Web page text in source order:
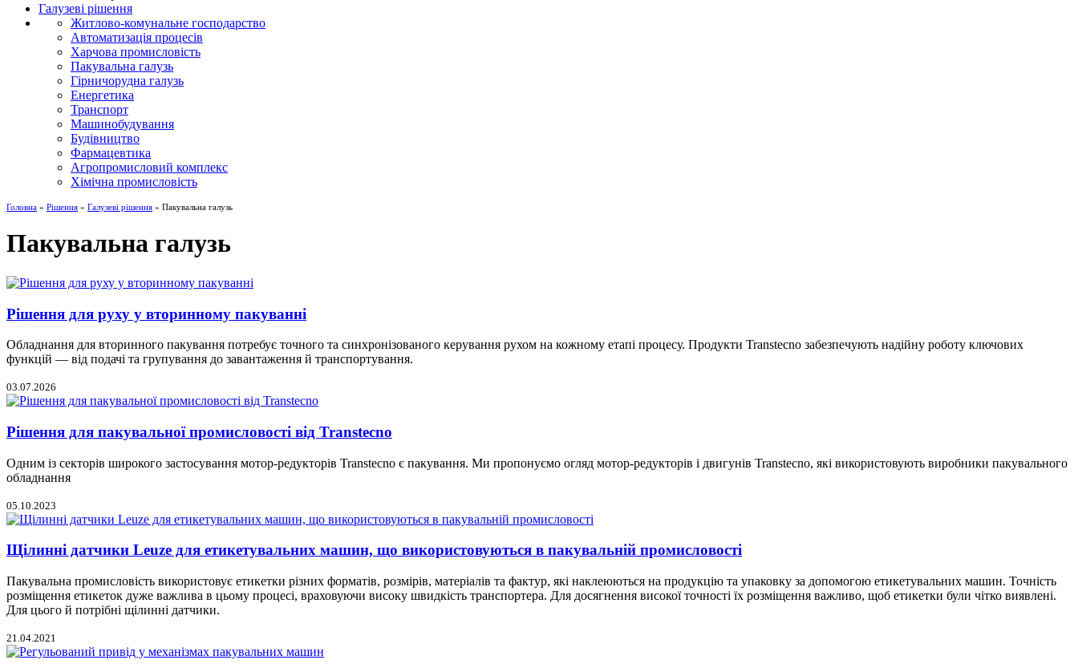
Галузеві рішення
Житлово-комунальне господарство
Автоматизація процесів
Харчова промисловість
Пакувальна галузь
Гірничорудна галузь
Енергетика
Транспорт
Машинобудування
Будівництво
Фармацевтика
Агропромисловий комплекс
Хімічна промисловість
Головна » Рішення » Галузеві рішення » Пакувальна галузь
Пакувальна галузь
Рішення для руху у вторинному пакуванні
Обладнання для вторинного пакування потребує точного та синхронізованого керування рухом на кожному етапі процесу. Продукти Transtecno забезпечують надійну роботу ключових
функцій — від подачі та групування до завантаження й транспортування.
03.07.2026
Рішення для пакувальної промисловості від Transtecno
Одним із секторів широкого застосування мотор-редукторів Transtecno є пакування. Ми пропонуємо огляд мотор-редукторів і двигунів Transtecno, які використовують виробники пакувального
обладнання
05.10.2023
Щілинні датчики Leuze для етикетувальних машин, що використовуються в пакувальній промисловості
Пакувальна промисловість використовує етикетки різних форматів, розмірів, матеріалів та фактур, які наклеюються на продукцію та упаковку за допомогою етикетувальних машин. Точність
розміщення етикеток дуже важлива в цьому процесі, враховуючи високу швидкість транспортера. Для досягнення високої точності їх розміщення важливо, щоб етикетки були чітко виявлені.
Для цього й потрібні щілинні датчики.
21.04.2021